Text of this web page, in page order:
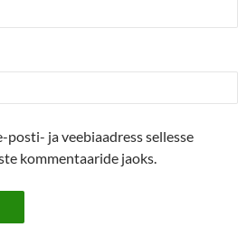
posti- ja veebiaadress sellesse
kommentaaride jaoks.